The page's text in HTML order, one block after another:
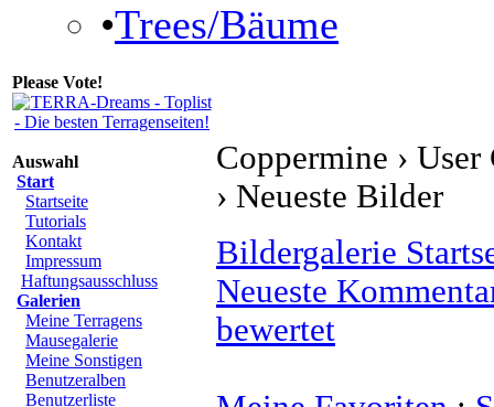
•Trees/Bäume
Please Vote!
Auswahl
Start
Startseite
Tutorials
Kontakt
Impressum
Haftungsausschluss
Galerien
Meine Terragens
Mausegalerie
Meine Sonstigen
Benutzeralben
Benutzerliste
Coppermine ›
› Neueste Bilder
Bildergalerie
Neueste
bewertet